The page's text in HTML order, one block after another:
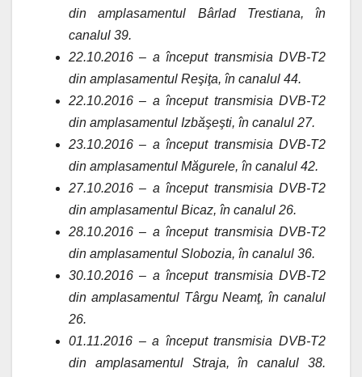
din amplasamentul Bârlad Trestiana, în
canalul 39.
22.10.2016 – a început transmisia DVB-T2
din amplasamentul Reşiţa, în canalul 44.
22.10.2016 – a început transmisia DVB-T2
din amplasamentul Izbăşeşti, în canalul 27.
23.10.2016 – a început transmisia DVB-T2
din amplasamentul Măgurele, în canalul 42.
27.10.2016 – a început transmisia DVB-T2
din amplasamentul Bicaz, în canalul 26.
28.10.2016 – a început transmisia DVB-T2
din amplasamentul Slobozia, în canalul 36.
30.10.2016 – a început transmisia DVB-T2
din amplasamentul Târgu Neamţ, în canalul
26.
01.11.2016 – a început transmisia DVB-T2
din amplasamentul Straja, în canalul 38.